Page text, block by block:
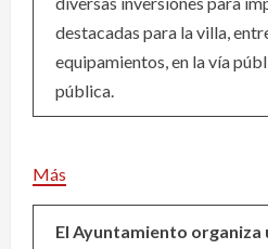
destacadas para la villa,
equipamientos, en la vía
pública.
Más
El Ayuntamiento organiza